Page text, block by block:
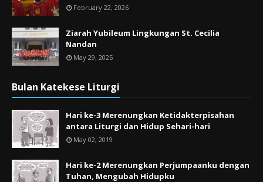
February 22, 2026
Ziarah Yubileum Lingkungan St. Cecilia
Nandan
May 29, 2025
Bulan Katekese Liturgi
Hari ke-3 Merenungkan Ketidakterpisahan
antara Liturgi dan Hidup Sehari-hari
May 02, 2019
Hari ke-2 Merenungkan Perjumpaanku dengan
Tuhan, Mengubah Hidupku